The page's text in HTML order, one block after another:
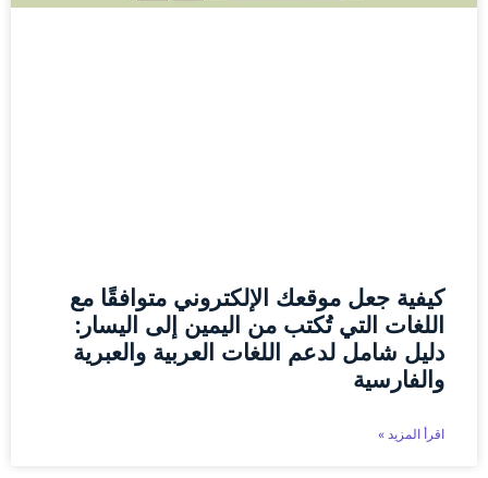
كيفية جعل موقعك الإلكتروني متوافقًا مع
اللغات التي تُكتب من اليمين إلى اليسار:
دليل شامل لدعم اللغات العربية والعبرية
والفارسية
اقرأ المزيد »